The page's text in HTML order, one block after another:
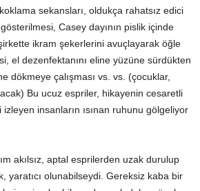
sekansları, oldukça rahatsız edici
Casey dayının pislik içinde
ikram şekerlerini avuçlayarak öğle
el dezenfektanını eline yüzüne sürdükten
dökmeye çalışması vs. vs. (çocuklar,
Bu ucuz espriler, hikayenin cesaretli
insanların ısınan ruhunu gölgeliyor
akılsız, aptal esprilerden uzak durulup
yaratıcı olunabilseydi. Gereksiz kaba bir